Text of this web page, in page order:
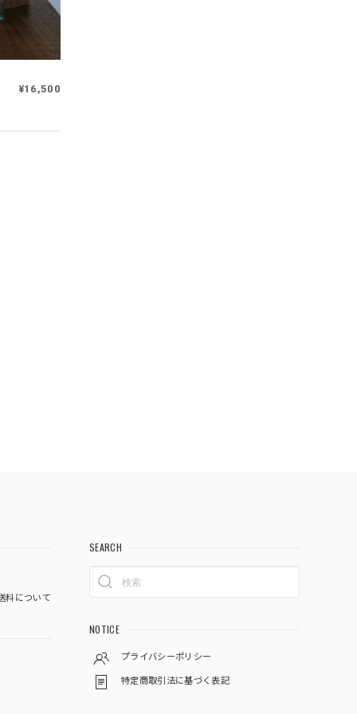
¥16,500
料について
SEARCH
NOTICE
プライバシーポリシー
特定商取引法に基づく表記